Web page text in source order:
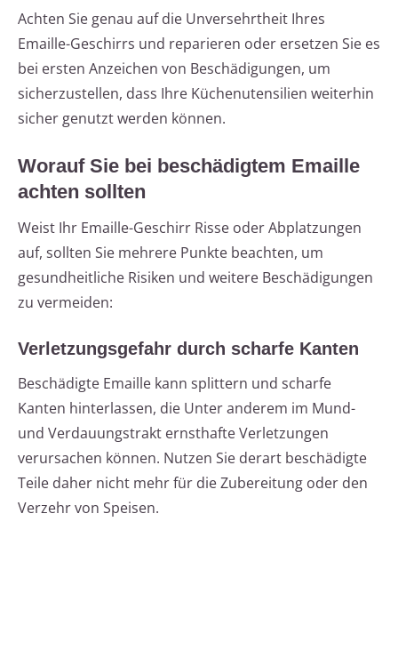
Achten Sie genau auf die Unversehrtheit Ihres
Emaille-Geschirrs und reparieren oder ersetzen Sie es
bei ersten Anzeichen von Beschädigungen, um
sicherzustellen, dass Ihre Küchenutensilien weiterhin
sicher genutzt werden können.
Worauf Sie bei beschädigtem Emaille
achten sollten
Weist Ihr Emaille-Geschirr Risse oder Abplatzungen
auf, sollten Sie mehrere Punkte beachten, um
gesundheitliche Risiken und weitere Beschädigungen
zu vermeiden:
Verletzungsgefahr durch scharfe Kanten
Beschädigte Emaille kann splittern und scharfe
Kanten hinterlassen, die Unter anderem im Mund-
und Verdauungstrakt ernsthafte Verletzungen
verursachen können. Nutzen Sie derart beschädigte
Teile daher nicht mehr für die Zubereitung oder den
Verzehr von Speisen.